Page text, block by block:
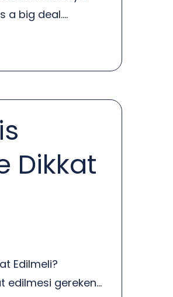
a big deal.
can you keep
Let’s dive
Dikkat
Edilmeli?
edilmesi gereken